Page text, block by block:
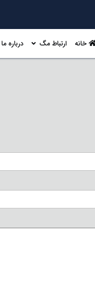
خانه ارتباط مگ درباره ما